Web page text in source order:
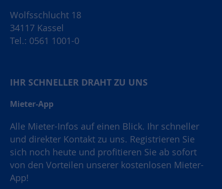
Wolfsschlucht 18
34117 Kassel
Tel.: 0561 1001-0
IHR SCHNELLER DRAHT ZU UNS
Mieter-App
Alle Mieter-Infos auf einen Blick. Ihr schneller
und direkter Kontakt zu uns. Registrieren Sie
sich noch heute und profitieren Sie ab sofort
von den Vorteilen unserer kostenlosen Mieter-
App!